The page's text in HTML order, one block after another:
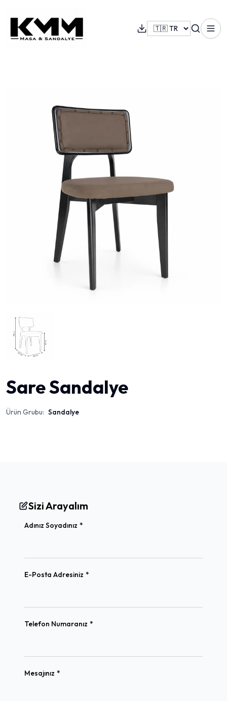
Sare Sandalye
Ürün Grubu: Sandalye
Sizi Arayalım
Adınız Soyadınız *
E-Posta Adresiniz *
Telefon Numaranız *
Mesajınız *